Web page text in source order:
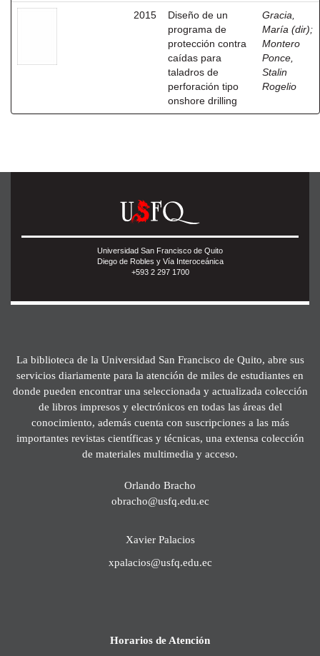
2015
Diseño de un
programa de
protección contra
caídas para
taladros de
perforación tipo
onshore drilling
Gracia,
María (dir);
Montero
Ponce,
Stalin
Rogelio
Universidad San Francisco de Quito
Diego de Robles y Vía Interoceánica
+593 2 297 1700
La biblioteca de la Universidad San Francisco de Quito, abre sus
servicios diariamente para la atención de miles de estudiantes en
donde pueden encontrar una seleccionada y actualizada colección
de libros impresos y electrónicos en todas las áreas del
conocimiento, además cuenta con suscripciones a las más
importantes revistas científicas y técnicas, una extensa colección
de materiales multimedia y acceso.
Orlando Bracho
obracho@usfq.edu.ec
Xavier Palacios
xpalacios@usfq.edu.ec
Horarios de Atención